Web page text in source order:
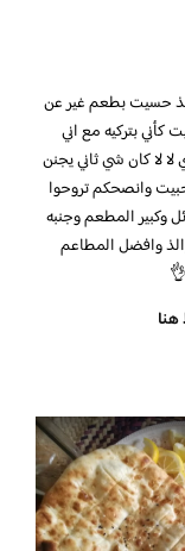
حسيت بطعم غير عن
بتركيه مع اني
لا كان شي ثاني يجنن
وانصحكم تروحوا
وكبير المطعم وجنبه
وافضل المطاعم